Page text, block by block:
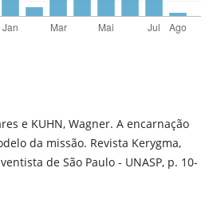
e KUHN, Wagner. A encarnação
da missão. Revista Kerygma,
de São Paulo - UNASP, p. 10-